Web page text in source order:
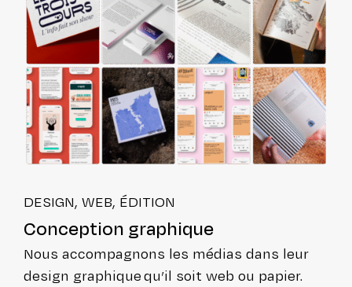
DESIGN, WEB, ÉDITION
Concep­tion graphique
Nous accom­pa­gnons les médias dans leur
design graphiquequ’il soit web ou papier.